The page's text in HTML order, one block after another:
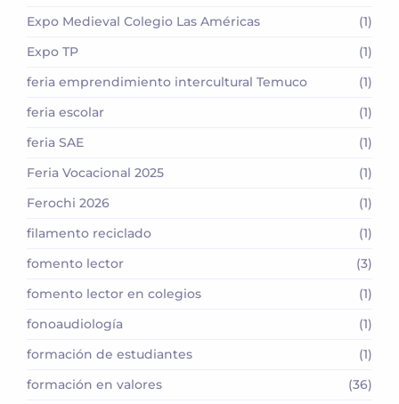
Expo Medieval Colegio Las Américas
(1)
Expo TP
(1)
feria emprendimiento intercultural Temuco
(1)
feria escolar
(1)
feria SAE
(1)
Feria Vocacional 2025
(1)
Ferochi 2026
(1)
filamento reciclado
(1)
fomento lector
(3)
fomento lector en colegios
(1)
fonoaudiología
(1)
formación de estudiantes
(1)
formación en valores
(36)